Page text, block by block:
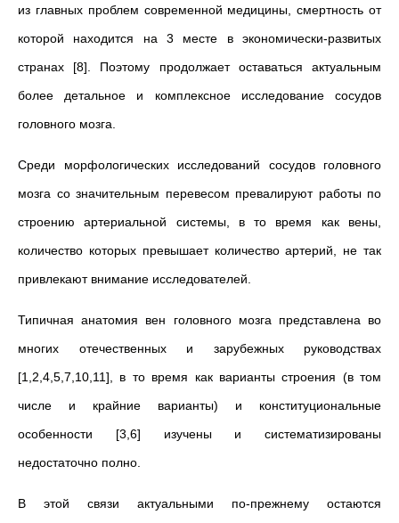
из главных проблем современной медицины, смертность от
которой находится на 3 месте в экономически-развитых
странах [8]. Поэтому продолжает оставаться актуальным
более детальное и комплексное исследование сосудов
головного мозга.
Среди морфологических исследований сосудов головного
мозга со значительным перевесом превалируют работы по
строению артериальной системы, в то время как вены,
количество которых превышает количество артерий, не так
привлекают внимание исследователей.
Типичная анатомия вен головного мозга представлена во
многих отечественных и зарубежных руководствах
[1,2,4,5,7,10,11], в то время как варианты строения (в том
числе и крайние варианты) и конституциональные
особенности [3,6] изучены и систематизированы
недостаточно полно.
В этой связи актуальными по-прежнему остаются